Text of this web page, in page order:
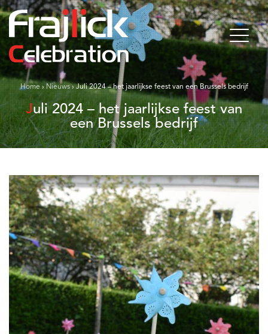
Home › Nieuws›Juli 2024 – het jaarlijkse feest van een Brussels bedrijf
Juli 2024 – het jaarlijkse feest van
een Brussels bedrijf